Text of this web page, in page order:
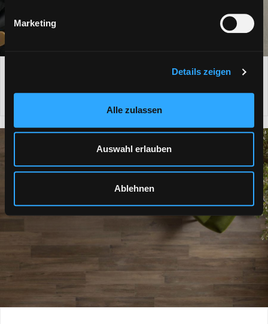
Marketing
Details zeigen
Alle zulassen
Auswahl erlauben
Ablehnen